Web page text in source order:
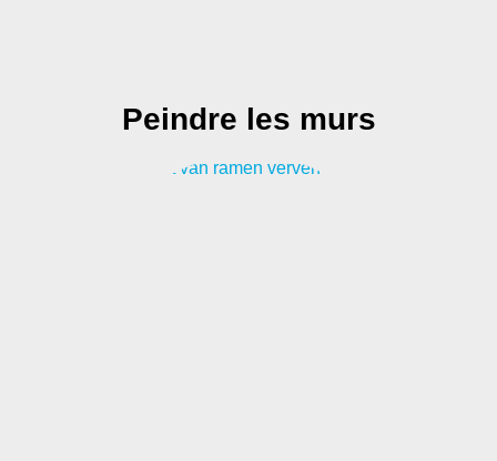
Peindre les murs